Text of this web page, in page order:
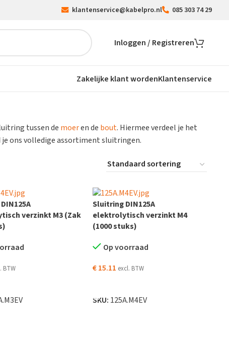
klantenservice@kabelpro.nl 085 303 74 29
Inloggen / Registreren
Zakelijke klant wordenKlantenservice
tussen de moeren de bout. Hiermee verdeel je het
je ons volledige assortiment sluitringen.
verzinkt M3 (Zak
BTW
Sluitring DIN125A
elektrolytisch verzinkt M4
(1000 stuks)
Op voorraad
€15.11 excl. BTW
SKU: 125A.M4EV